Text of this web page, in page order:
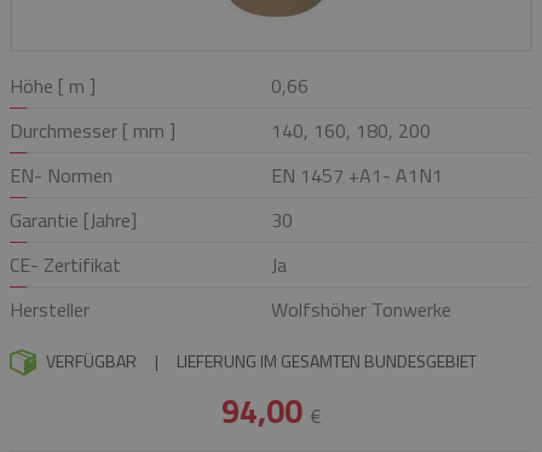
Höhe [ m ]
0,66
Durchmesser [ mm ]
140, 160, 180, 200
EN- Normen
EN 1457 +A1- A1N1
Garantie [Jahre]
30
CE- Zertifikat
Ja
Hersteller
Wolfshöher Tonwerke
VERFÜGBAR | LIEFERUNG IM GESAMTEN BUNDESGEBIET
94,00 €